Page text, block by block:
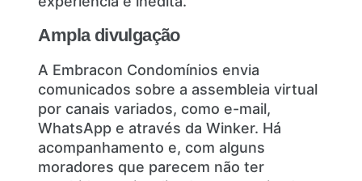
Ampla divulgação
A Embracon Condomínios envia
comunicados sobre a assembleia virtual
por canais variados, como e-mail,
WhatsApp e através da Winker. Há
acompanhamento e, com alguns
moradores que parecem não ter